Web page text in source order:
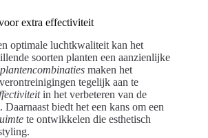
extra effectiviteit
optimale luchtkwaliteit kan het
soorten planten een aanzienlijke
plantencombinaties maken het
tegelijk aan te
in het verbeteren van de
biedt het een kans om een
te ontwikkelen die esthetisch